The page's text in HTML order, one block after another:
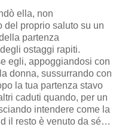
ella, non
del proprio saluto su un
partenza
ostaggi rapiti.
egli, appoggiandosi con
donna, sussurrando con
la tua partenza stavo
caduti quando, per un
intendere come la
il resto è venuto da sé…